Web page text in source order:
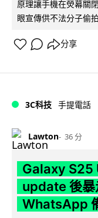
原理讓手機在熒幕關
眼宣傳供不法分子偷
分享
3C科技 手提電話
Lawton 36 分
Galaxy S25
update 後暴
WhatsApp